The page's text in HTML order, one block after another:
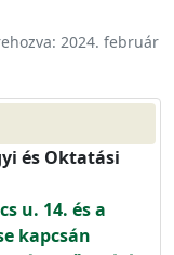
2024. február
és Oktatási
u. 14. és a
kapcsán